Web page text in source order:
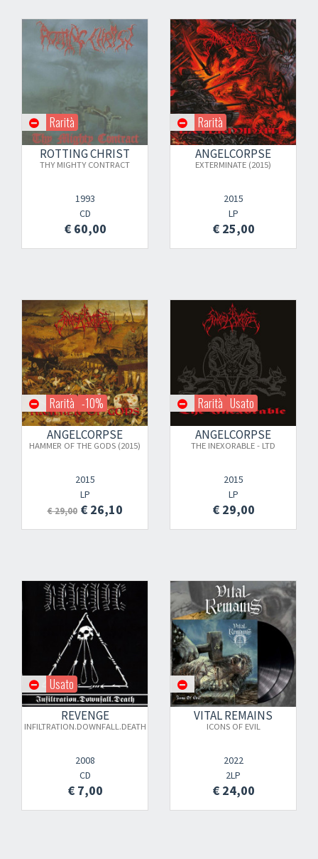
Rarità
ROTTING CHRIST
THY MIGHTY CONTRACT
1993
CD
€ 60,00
Rarità
ANGELCORPSE
EXTERMINATE (2015)
2015
LP
€ 25,00
Rarità -10%
ANGELCORPSE
HAMMER OF THE GODS (2015)
2015
LP
€ 29,00 € 26,10
Rarità Usato
ANGELCORPSE
THE INEXORABLE - LTD
2015
LP
€ 29,00
Usato
REVENGE
INFILTRATION.DOWNFALL.DEATH
2008
CD
€ 7,00
VITAL REMAINS
ICONS OF EVIL
2022
2LP
€ 24,00